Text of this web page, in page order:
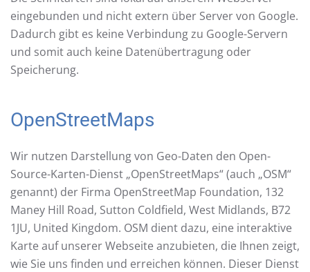
eingebunden und nicht extern über Server von Google.
Dadurch gibt es keine Verbindung zu Google-Servern
und somit auch keine Datenübertragung oder
Speicherung.
OpenStreetMaps
Wir nutzen Darstellung von Geo-Daten den Open-
Source-Karten-Dienst „OpenStreetMaps“ (auch „OSM“
genannt) der Firma OpenStreetMap Foundation, 132
Maney Hill Road, Sutton Coldfield, West Midlands, B72
1JU, United Kingdom. OSM dient dazu, eine interaktive
Karte auf unserer Webseite anzubieten, die Ihnen zeigt,
wie Sie uns finden und erreichen können. Dieser Dienst